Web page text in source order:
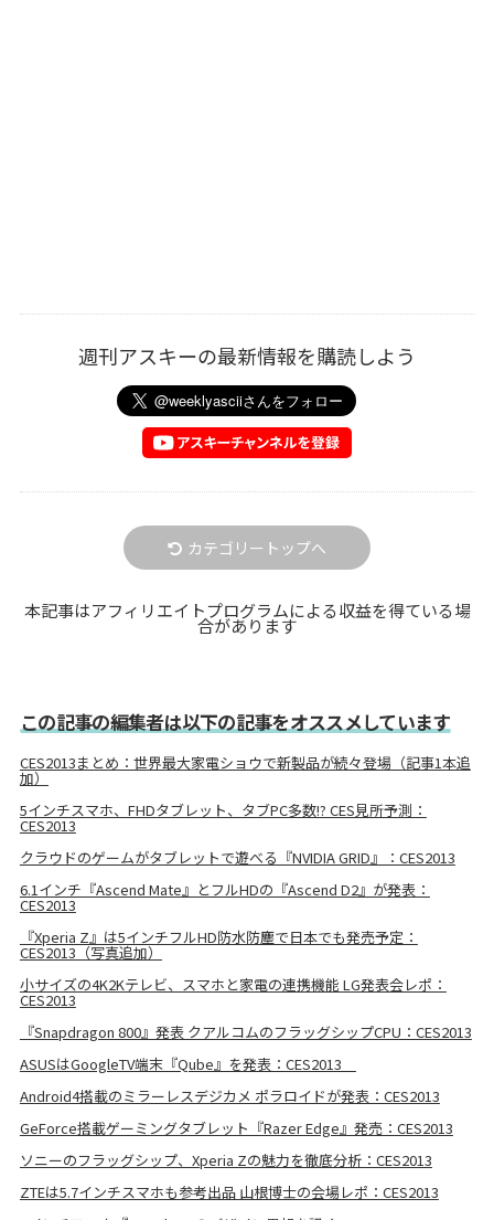
週刊アスキーの最新情報を購読しよう
カテゴリートップへ
本記事はアフィリエイトプログラムによる収益を得ている場
合があります
この記事の編集者は以下の記事をオススメしています
CES2013まとめ：世界最大家電ショウで新製品が続々登場（記事1本追
加）
5インチスマホ、FHDタブレット、タブPC多数!? CES見所予測：
CES2013
クラウドのゲームがタブレットで遊べる『NVIDIA GRID』：CES2013
6.1インチ『Ascend Mate』とフルHDの『Ascend D2』が発表：
CES2013
『Xperia Z』は5インチフルHD防水防塵で日本でも発売予定：
CES2013（写真追加）
小サイズの4K2Kテレビ、スマホと家電の連携機能 LG発表会レポ：
CES2013
『Snapdragon 800』発表 クアルコムのフラッグシップCPU：CES2013
ASUSはGoogleTV端末『Qube』を発表：CES2013
Android4搭載のミラーレスデジカメ ポラロイドが発表：CES2013
GeForce搭載ゲーミングタブレット『Razer Edge』発売：CES2013
ソニーのフラッグシップ、Xperia Zの魅力を徹底分析：CES2013
ZTEは5.7インチスマホも参考出品 山根博士の会場レポ：CES2013